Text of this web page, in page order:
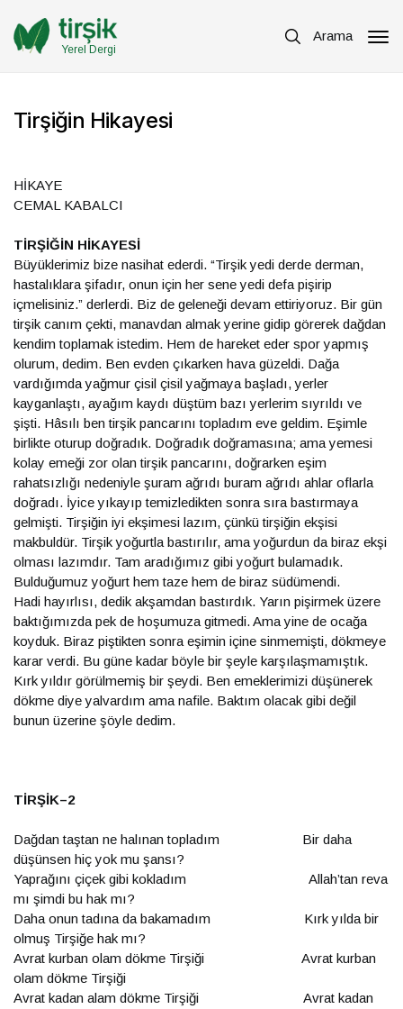
Yerel Dergi
Arama
Tirşiğin Hikayesi
HİKAYE
CEMAL KABALCI
TİRŞİĞİN HİKAYESİ
Büyüklerimiz bize nasihat ederdi. “Tirşik yedi derde derman,
hastalıklara şifadır, onun için her sene yedi defa pişirip
içmelisiniz.” derlerdi. Biz de geleneği devam ettiriyoruz. Bir gün
tirşik canım çekti, manavdan almak yerine gidip görerek dağdan
kendim toplamak istedim. Hem de hareket eder spor yapmış
olurum, dedim. Ben evden çıkarken hava güzeldi. Dağa
vardığımda yağmur çisil çisil yağmaya başladı, yerler
kayganlaştı, ayağım kaydı düştüm bazı yerlerim sıyrıldı ve
şişti. Hâsılı ben tirşik pancarını topladım eve geldim. Eşimle
birlikte oturup doğradık. Doğradık doğramasına; ama yemesi
kolay emeği zor olan tirşik pancarını, doğrarken eşim
rahatsızlığı nedeniyle şuram ağrıdı buram ağrıdı ahlar oflarla
doğradı. İyice yıkayıp temizledikten sonra sıra bastırmaya
gelmişti. Tirşiğin iyi ekşimesi lazım, çünkü tirşiğin ekşisi
makbuldür. Tirşik yoğurtla bastırılır, ama yoğurdun da biraz ekşi
olması lazımdır. Tam aradığımız gibi yoğurt bulamadık.
Bulduğumuz yoğurt hem taze hem de biraz südümendi.
Hadi hayırlısı, dedik akşamdan bastırdık. Yarın pişirmek üzere
baktığımızda pek de hoşumuza gitmedi. Ama yine de ocağa
koyduk. Biraz piştikten sonra eşimin içine sinmemişti, dökmeye
karar verdi. Bu güne kadar böyle bir şeyle karşılaşmamıştık.
Kırk yıldır görülmemiş bir şeydi. Ben emeklerimizi düşünerek
dökme diye yalvardım ama nafile. Baktım olacak gibi değil
bunun üzerine şöyle dedim.
TİRŞİK–2
Dağdan taştan ne halınan topladım Bir daha
düşünsen hiç yok mu şansı?
Yaprağını çiçek gibi kokladım Allah’tan reva
mı şimdi bu hak mı?
Daha onun tadına da bakamadım Kırk yılda bir
olmuş Tirşiğe hak mı?
Avrat kurban olam dökme Tirşiği Avrat kurban
olam dökme Tirşiği
Avrat kadan alam dökme Tirşiği Avrat kadan